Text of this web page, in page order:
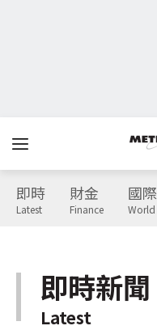
即時
Latest
財金
Finance
國際
World
即時新聞
Latest